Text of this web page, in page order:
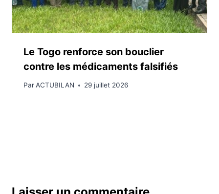
Le Togo renforce son bouclier
contre les médicaments falsifiés
ParACTUBILAN 29 juillet 2026